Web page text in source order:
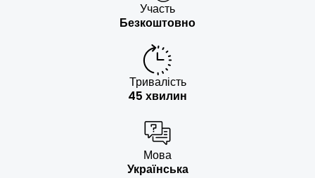
Участь
Безкоштовно
Тривалість
45 хвилин
Мова
Українська